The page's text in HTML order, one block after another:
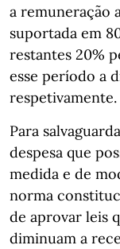
a remuneração
suportada em
restantes 20%
esse período a
respetivamente.
Para
despesa que
medida e de
norma
de aprovar leis
diminuam a